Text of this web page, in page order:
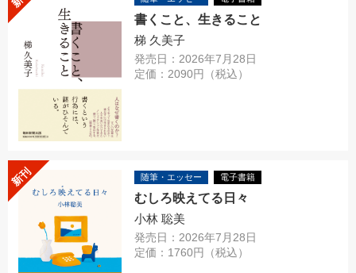
書くこと、生きること
梯 久美子
発売日：2026年7月28日
定価：2090円（税込）
新刊 随筆・エッセー 電子書籍
むしろ映えてる日々
小林 聡美
発売日：2026年7月28日
定価：1760円（税込）